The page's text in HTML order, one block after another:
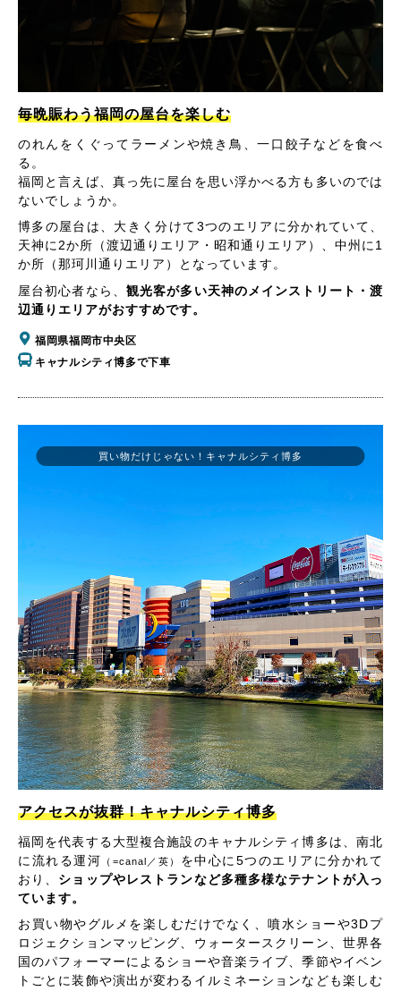
毎晩賑わう福岡の屋台を楽しむ
のれんをくぐってラーメンや焼き鳥、一口餃子などを食べ
る。
福岡と言えば、真っ先に屋台を思い浮かべる方も多いのでは
ないでしょうか。
博多の屋台は、大きく分けて3つのエリアに分かれていて、
天神に2か所（渡辺通りエリア・昭和通りエリア）、中州に1
か所（那珂川通りエリア）となっています。
屋台初心者なら、 観光客が多い天神のメインストリート・渡
辺通りエリアがおすすめです。
福岡県福岡市中央区
キャナルシティ博多で下車
アクセスが抜群！キャナルシティ博多
福岡を代表する大型複合施設のキャナルシティ博多は、南北
に流れる運河 （=canal／英）
を中心に5つのエリアに分かれて
おり、 ショップやレストランなど多種多様なテナントが入っ
ています。
お買い物やグルメを楽しむだけでなく、噴水ショーや3Dプ
ロジェクションマッピング、ウォータースクリーン、世界各
国のパフォーマーによるショーや音楽ライブ、季節やイベン
トごとに装飾や演出が変わるイルミネーションなども楽しむ
買い物だけじゃない！キャナルシティ博多